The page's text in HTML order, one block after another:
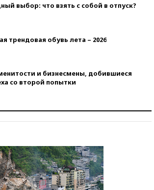
выбор: что взять с собой в отпуск?
трендовая обувь лета – 2026
и бизнесмены, добившиеся
со второй попытки